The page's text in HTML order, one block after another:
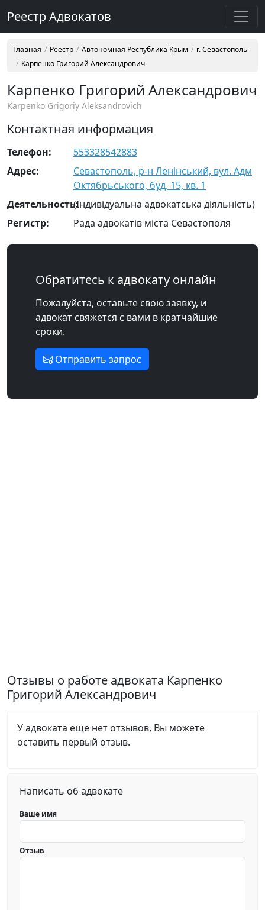
Реестр Адвокатов
Главная Реестр Автономная Республика Крым
г. Севастополь
Карпенко Григорий Александрович
Карпенко Григорий Александрович
Karpenko Grigoriy Aleksandrovich
Контактная информация
Телефон:
553328542883
Адрес:
Севастополь, р-н Ленінський, вул. Адм
Октябрьського, буд. 15, кв. 1
Деятельность:(Індивідуальна адвокатська діяльність)
Регистр:
Рада адвокатів міста Севастополя
Обратитесь к адвокату онлайн
Пожалуйста, оставьте свою заявку, и
адвокат свяжется с вами в кратчайшие
сроки.
Отправить запрос
Отзывы о работе адвоката Карпенко
Григорий Александрович
У адвоката еще нет отзывов, Вы можете
оставить первый отзыв.
Написать об адвокате
Ваше имя
Отзыв